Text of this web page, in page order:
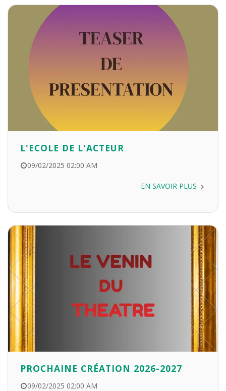
L'ECOLE DE L'ACTEUR
09/02/2025 02:00 AM
EN SAVOIR PLUS
PROCHAINE CRÉATION 2026-2027
09/02/2025 02:00 AM